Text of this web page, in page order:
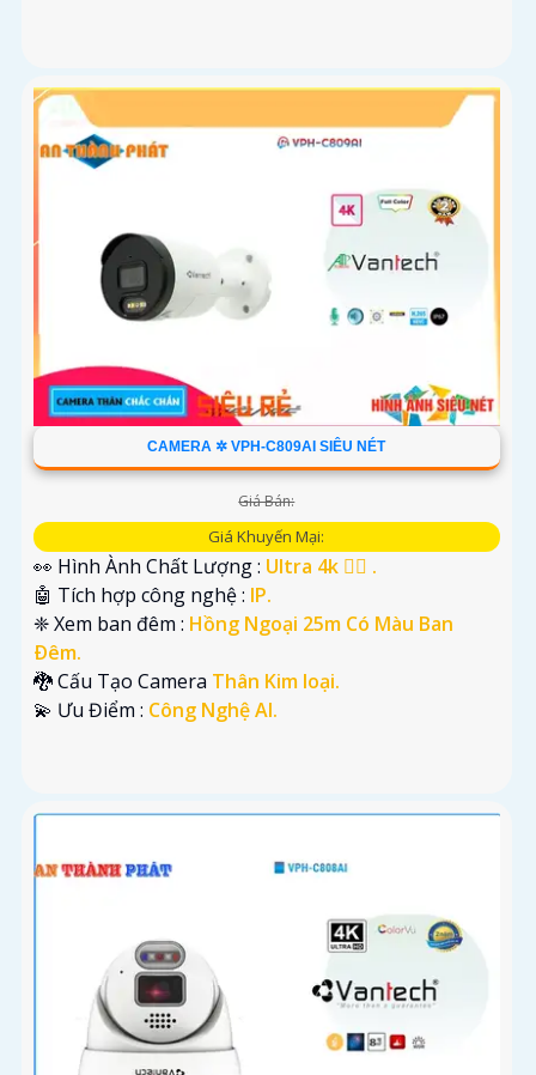
CAMERA ✲ VPH-C809AI SIÊU NÉT
Giá Bán:
Giá Khuyến Mại:
👀 Hình Ành Chất Lượng : Ultra 4k 👍🏾 .
🤖️ Tích hợp công nghệ : IP.
❈ Xem ban đêm : Hồng Ngoại 25m Có Màu Ban
Ðêm.
🐉️ Cấu Tạo Camera Thân Kim loại.
️💫 Ưu Điểm : Công Nghệ AI.